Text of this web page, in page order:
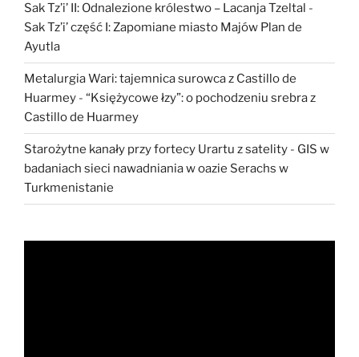
Sak Tz’i’ II: Odnalezione królestwo – Lacanja Tzeltal -
Sak Tz’i’ część I: Zapomiane miasto Majów Plan de
Ayutla
Metalurgia Wari: tajemnica surowca z Castillo de
Huarmey - “Księżycowe łzy”: o pochodzeniu srebra z
Castillo de Huarmey
Starożytne kanały przy fortecy Urartu z satelity - GIS w
badaniach sieci nawadniania w oazie Serachs w
Turkmenistanie